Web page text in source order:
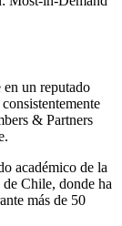
un reputado
& Partners
académico de la
Chile, donde ha
más de 50